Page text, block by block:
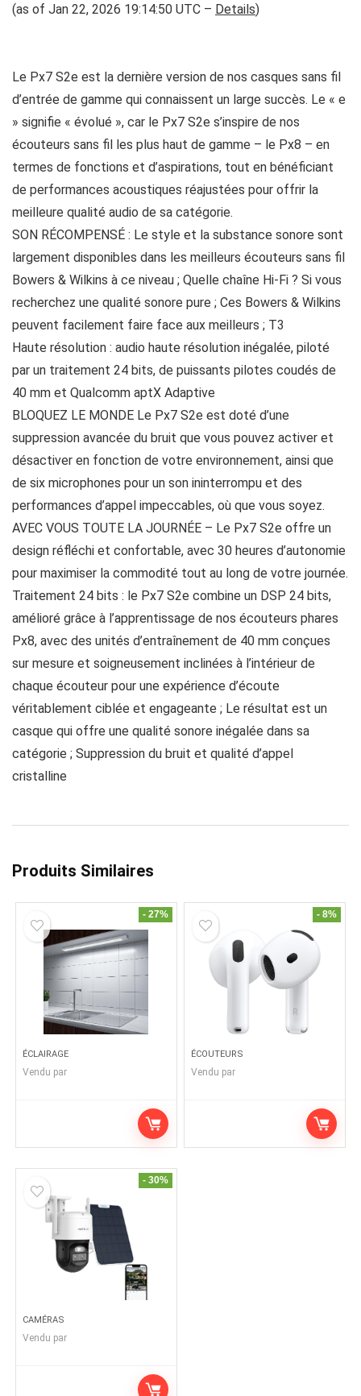
(as of Jan 22, 2026 19:14:50 UTC – Details)
Le Px7 S2e est la dernière version de nos casques sans fil
d’entrée de gamme qui connaissent un large succès. Le « e
» signifie « évolué », car le Px7 S2e s’inspire de nos
écouteurs sans fil les plus haut de gamme – le Px8 – en
termes de fonctions et d’aspirations, tout en bénéficiant
de performances acoustiques réajustées pour offrir la
meilleure qualité audio de sa catégorie.
SON RÉCOMPENSÉ : Le style et la substance sonore sont
largement disponibles dans les meilleurs écouteurs sans fil
Bowers & Wilkins à ce niveau ; Quelle chaîne Hi-Fi ? Si vous
recherchez une qualité sonore pure ; Ces Bowers & Wilkins
peuvent facilement faire face aux meilleurs ; T3
Haute résolution : audio haute résolution inégalée, piloté
par un traitement 24 bits, de puissants pilotes coudés de
40 mm et Qualcomm aptX Adaptive
BLOQUEZ LE MONDE Le Px7 S2e est doté d’une
suppression avancée du bruit que vous pouvez activer et
désactiver en fonction de votre environnement, ainsi que
de six microphones pour un son ininterrompu et des
performances d’appel impeccables, où que vous soyez.
AVEC VOUS TOUTE LA JOURNÉE – Le Px7 S2e offre un
design réfléchi et confortable, avec 30 heures d’autonomie
pour maximiser la commodité tout au long de votre journée.
Traitement 24 bits : le Px7 S2e combine un DSP 24 bits,
amélioré grâce à l’apprentissage de nos écouteurs phares
Px8, avec des unités d’entraînement de 40 mm conçues
sur mesure et soigneusement inclinées à l’intérieur de
chaque écouteur pour une expérience d’écoute
véritablement ciblée et engageante ; Le résultat est un
casque qui offre une qualité sonore inégalée dans sa
catégorie ; Suppression du bruit et qualité d’appel
cristalline
Produits Similaires
- 27%
ÉCLAIRAGE
Vendu par
- 8%
ÉCOUTEURS
Vendu par
- 30%
CAMÉRAS
Vendu par